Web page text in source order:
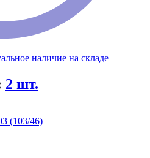
наличие на складе
2 шт.
(103/46)